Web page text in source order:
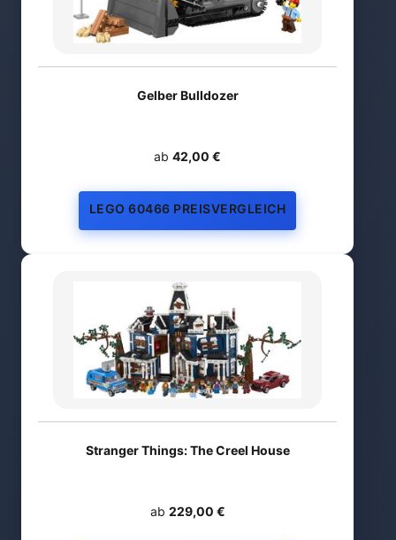
Gelber Bulldozer
ab 42,00 €
LEGO 60466 PREISVERGLEICH
Stranger Things: The Creel House
ab 229,00 €